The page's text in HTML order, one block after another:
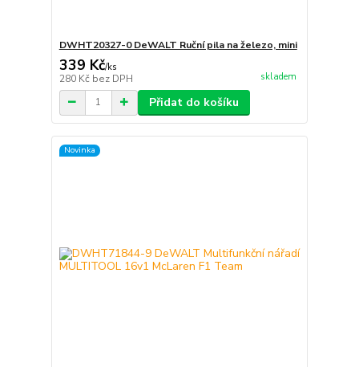
DWHT20327-0 DeWALT Ruční pila na železo, mini
339 Kč/ks
280 Kč bez DPH skladem
Přidat do košíku
Novinka